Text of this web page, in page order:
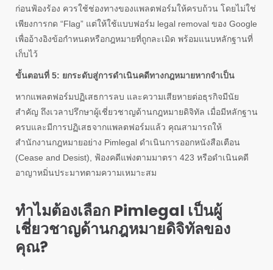
ก่อนฟ้องร้อง ควรใช้ช่องทางของแพลตฟอร์มให้ครบถ้วน โดยไม่ใช่
เพียงการกด “Flag” แต่ให้ใช้แบบฟอร์ม legal removal ของ Google
เพื่ออ้างอิงข้อกำหนดหรือกฎหมายที่ถูกละเมิด พร้อมแนบหลักฐานที่
เก็บไว้
ขั้นตอนที่ 5: ยกระดับสู่การดำเนินคดีทางกฎหมายหากจำเป็น
หากแพลตฟอร์มปฏิเสธการลบ และความเสียหายต่อธุรกิจมีนัย
สำคัญ ถึงเวลาปรึกษาผู้เชี่ยวชาญด้านกฎหมายดิจิทัล เมื่อมีหลักฐาน
ครบและมีการปฏิเสธจากแพลตฟอร์มแล้ว คุณสามารถให้
สำนักงานกฎหมายอย่าง Pimlegal ดำเนินการออกหนังสือเตือน
(Cease and Desist), ฟ้องคดีแพ่งตามมาตรา 423 หรือดำเนินคดี
อาญาหมิ่นประมาทตามความเหมาะสม
ทำไมต้องเลือก Pimlegal เป็นผู้
เชี่ยวชาญด้านกฎหมายดิจิทัลของ
คุณ?